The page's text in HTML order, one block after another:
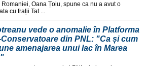
Oana Țoiu, spune ca nu a avut o
cu frații Tat ...
vede o anomalie în Platforma
din PNL: "Ca și cum
amenajarea unui lac în Marea